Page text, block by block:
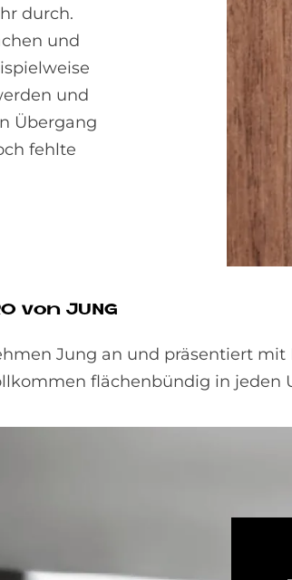
durch.
und
und
Übergang
fehlte
von JUNG
Jung an und präsentiert mit
flächen­bündig in jeden